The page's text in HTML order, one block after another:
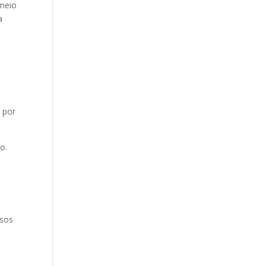
por